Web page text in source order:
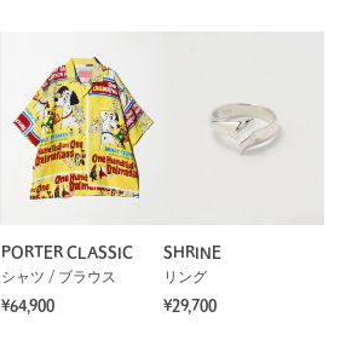
PORTER CLASSIC
シャツ / ブラウス
¥64,900
SHRINE
リング
¥29,700